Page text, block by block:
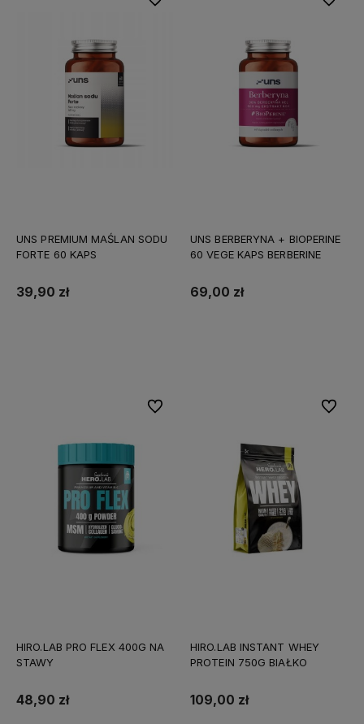
UNS PREMIUM MAŚLAN SODU
FORTE 60 KAPS
39,90 zł
UNS BERBERYNA + BIOPERINE
60 VEGE KAPS BERBERINE
69,00 zł
HIRO.LAB PRO FLEX 400G NA
STAWY
48,90 zł
Do ulubionych
HIRO.LAB INSTANT WHEY
PROTEIN 750G BIAŁKO
109,00 zł
Do